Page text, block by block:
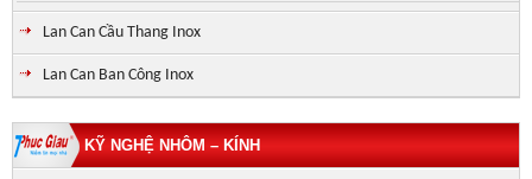
Lan Can Cầu Thang Inox
Lan Can Ban Công Inox
KỸ NGHỆ NHÔM – KÍNH